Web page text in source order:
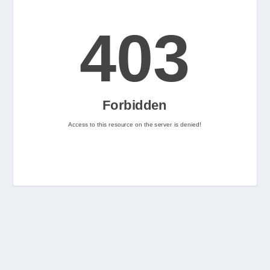
2
Nintenhype.Cat @nintenhype.cat
📅 Ja tenim aquí els
setmana? 👀